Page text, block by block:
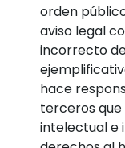
orden
aviso legal
incorrecto
hace
terceros
intelectual e